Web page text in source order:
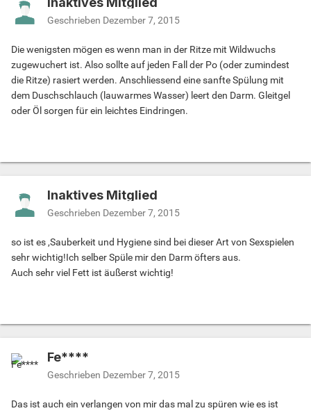
Geschrieben Dezember 7, 2015
Die wenigsten mögen es wenn man in der Ritze mit Wildwuchs
zugewuchert ist. Also sollte auf jeden Fall der Po (oder zumindest
die Ritze) rasiert werden. Anschliessend eine sanfte Spülung mit
dem Duschschlauch (lauwarmes Wasser) leert den Darm. Gleitgel
oder Öl sorgen für ein leichtes Eindringen.
Inaktives Mitglied
Geschrieben Dezember 7, 2015
so ist es ,Sauberkeit und Hygiene sind bei dieser Art von Sexspielen
sehr wichtig!Ich selber Spüle mir den Darm öfters aus.
Auch sehr viel Fett ist äußerst wichtig!
Fe****
Geschrieben Dezember 7, 2015
Das ist auch ein verlangen von mir das mal zu spüren wie es ist